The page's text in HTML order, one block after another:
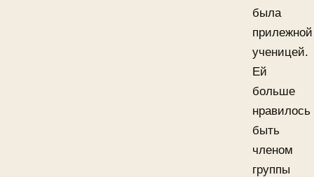
была
прилежной
ученицей.
Ей
больше
нравилось
быть
членом
группы